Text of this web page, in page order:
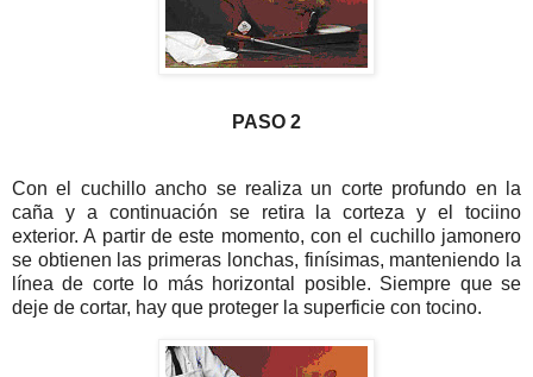
PASO 2
Con el cuchillo ancho se realiza un corte profundo en la
caña y a continuación se retira la corteza y el tociino
exterior. A partir de este momento, con el cuchillo jamonero
se obtienen las primeras lonchas, finísimas, manteniendo la
línea de corte lo más horizontal posible. Siempre que se
deje de cortar, hay que proteger la superficie con tocino.